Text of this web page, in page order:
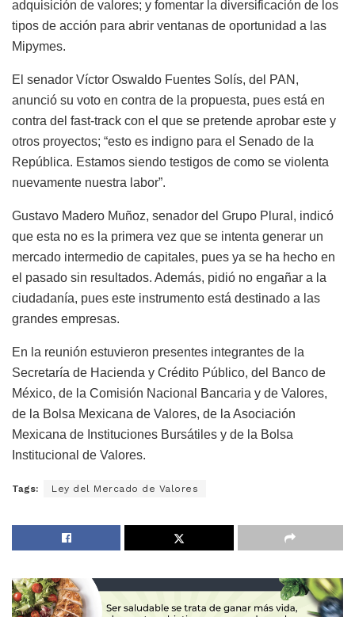
adquisición de valores; y fomentar la diversificación de los
tipos de acción para abrir ventanas de oportunidad a las
Mipymes.
El senador Víctor Oswaldo Fuentes Solís, del PAN,
anunció su voto en contra de la propuesta, pues está en
contra del fast-track con el que se pretende aprobar este y
otros proyectos; “esto es indigno para el Senado de la
República. Estamos siendo testigos de como se violenta
nuevamente nuestra labor”.
Gustavo Madero Muñoz, senador del Grupo Plural, indicó
que esta no es la primera vez que se intenta generar un
mercado intermedio de capitales, pues ya se ha hecho en
el pasado sin resultados. Además, pidió no engañar a la
ciudadanía, pues este instrumento está destinado a las
grandes empresas.
En la reunión estuvieron presentes integrantes de la
Secretaría de Hacienda y Crédito Público, del Banco de
México, de la Comisión Nacional Bancaria y de Valores,
de la Bolsa Mexicana de Valores, de la Asociación
Mexicana de Instituciones Bursátiles y de la Bolsa
Institucional de Valores.
Tags: Ley del Mercado de Valores